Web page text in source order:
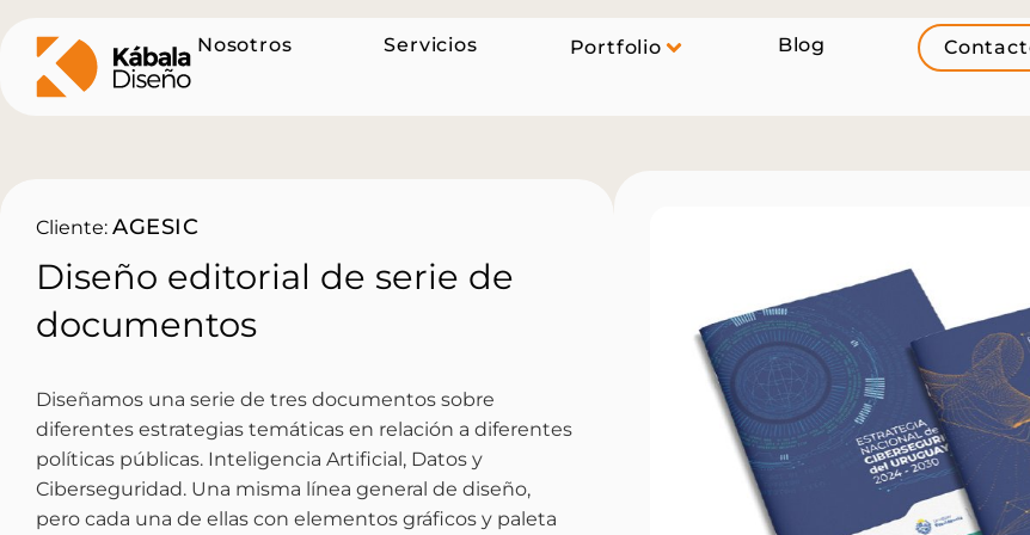
Nosotros Servicios Portfolio Blog
Cliente: AGESIC
Diseño editorial de serie de
documentos
Diseñamos una serie de tres documentos sobre
diferentes estrategias temáticas en relación a diferentes
políticas públicas. Inteligencia Artificial, Datos y
Ciberseguridad. Una misma línea general de diseño,
pero cada una de ellas con elementos gráficos y paleta